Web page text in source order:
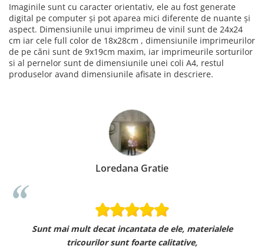
Imaginile sunt cu caracter orientativ, ele au fost generate
digital pe computer și pot aparea mici diferente de nuante și
aspect. Dimensiunile unui imprimeu de vinil sunt de 24x24
cm iar cele full color de 18x28cm , dimensiunile imprimeurilor
de pe căni sunt de 9x19cm maxim, iar imprimeurile sorturilor
si al pernelor sunt de dimensiunile unei coli A4, restul
produselor avand dimensiunile afisate in descriere.
Loredana Gratie
Sunt mai mult decat incantata de ele, materialele
tricourilor sunt foarte calitative,